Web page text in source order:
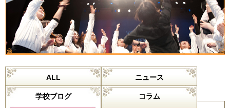
ALL ニュース
学校ブログ コラム